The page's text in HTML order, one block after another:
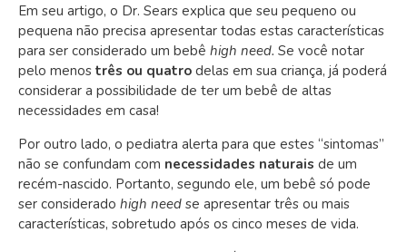
Em seu artigo, o Dr. Sears explica que seu pequeno ou
pequena não precisa apresentar todas estas características
para ser considerado um bebê high need. Se você notar
pelo menos três ou quatro delas em sua criança, já poderá
considerar a possibilidade de ter um bebê de altas
necessidades em casa!
Por outro lado, o pediatra alerta para que estes “sintomas”
não se confundam com necessidades naturais de um
recém-nascido. Portanto, segundo ele, um bebê só pode
ser considerado high need se apresentar três ou mais
características, sobretudo após os cinco meses de vida.